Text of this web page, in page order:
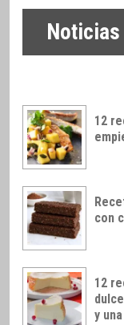
12
con
12
y